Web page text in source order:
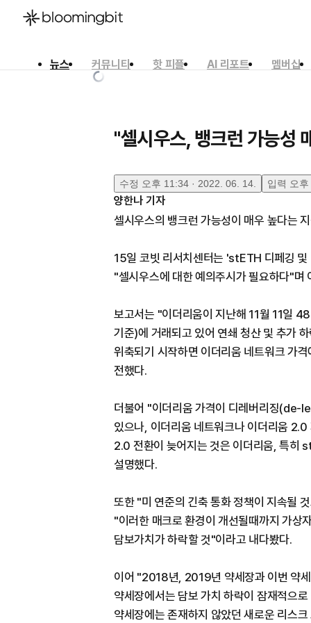
뉴스 커뮤니티 핫 피플 AI 리포트
멤버십
"셀시우스, 뱅크런 가능성
수정 오후 11:34 · 2022. 06. 14. 입력 오
양한나 기자
셀시우스의 뱅크런 가능성이 매우 높다는
15일 코빗 리서치센터는 'stETH 디페깅
"셀시우스에 대한 예의주시가 필요하다"며
보고서는 "이더리움이 지난해 11월 11일
기준)에 거래되고 있어 연쇄 청산 및 추가
위축되기 시작하면 이더리움 네트워크 가
전했다.
더불어 "이더리움 가격이 디레버리징(de-
있으나, 이더리움 네트워크나 이더리움
2.0 전환이 늦어지는 것은 이더리움, 특히
설명했다.
또한 "미 연준의 긴축 통화 정책이 지속될
"이러한 매크로 환경이 개선될때까지 가상
담보가치가 하락할 것"이라고 내다봤다.
이어 "2018년, 2019년 약세장과 이번 약
약세장에서는 담보 가치 하락이 잠재적으
약세장에는 존재하지 않았던 새로운 리스